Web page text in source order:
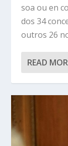
soa ou en
dos 34
outros 26
READ